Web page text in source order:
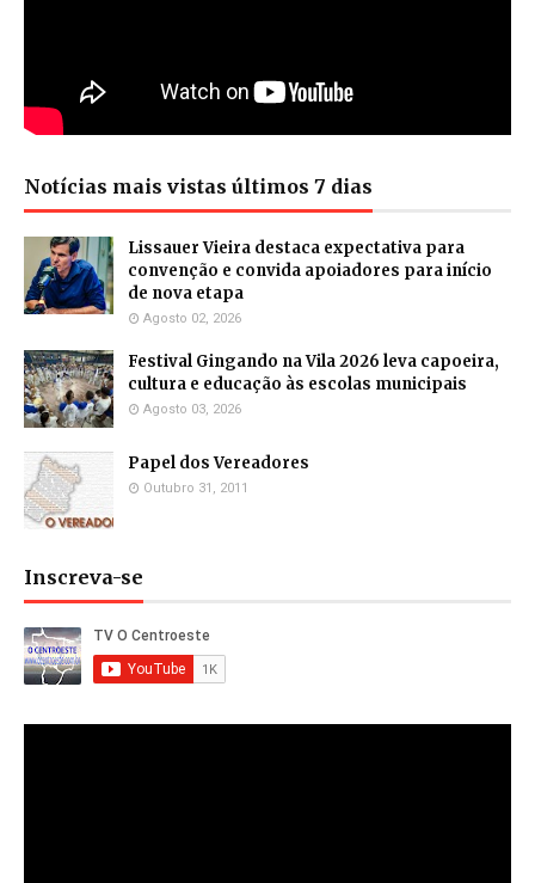
Notícias mais vistas últimos 7 dias
Lissauer Vieira destaca expectativa para
convenção e convida apoiadores para início
de nova etapa
Agosto 02, 2026
Festival Gingando na Vila 2026 leva capoeira,
cultura e educação às escolas municipais
Agosto 03, 2026
Papel dos Vereadores
Outubro 31, 2011
Inscreva-se